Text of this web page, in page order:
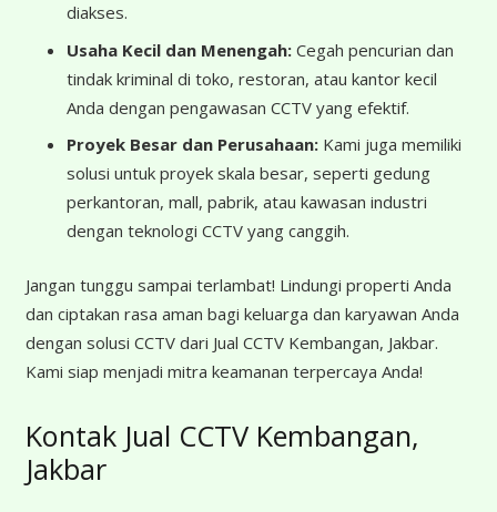
diakses.
Usaha Kecil dan Menengah: Cegah pencurian dan
tindak kriminal di toko, restoran, atau kantor kecil
Anda dengan pengawasan CCTV yang efektif.
Proyek Besar dan Perusahaan: Kami juga memiliki
solusi untuk proyek skala besar, seperti gedung
perkantoran, mall, pabrik, atau kawasan industri
dengan teknologi CCTV yang canggih.
Jangan tunggu sampai terlambat! Lindungi properti Anda
dan ciptakan rasa aman bagi keluarga dan karyawan Anda
dengan solusi CCTV dari Jual CCTV Kembangan, Jakbar.
Kami siap menjadi mitra keamanan terpercaya Anda!
Kontak Jual CCTV Kembangan,
Jakbar